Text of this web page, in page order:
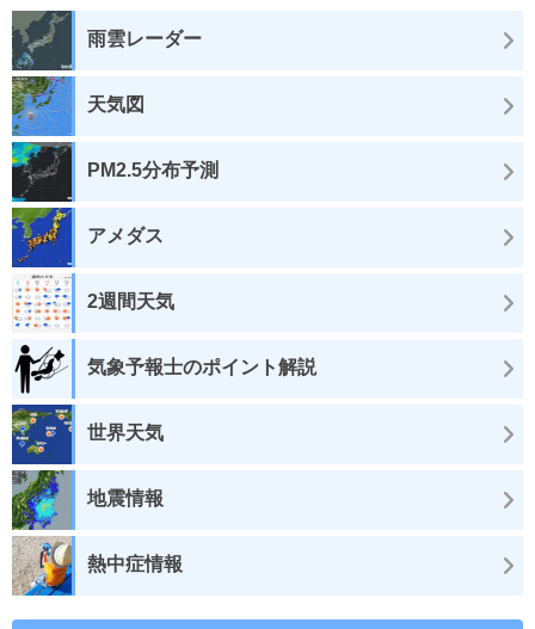
雨雲レーダー
天気図
PM2.5分布予測
アメダス
2週間天気
気象予報士のポイント解説
世界天気
地震情報
熱中症情報